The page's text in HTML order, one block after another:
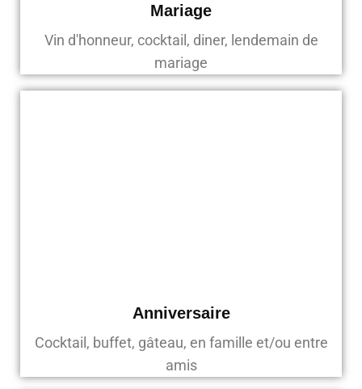
Mariage
Vin d'honneur, cocktail, diner, lendemain de
mariage
Anniversaire
Cocktail, buffet, gâteau, en famille et/ou entre
amis